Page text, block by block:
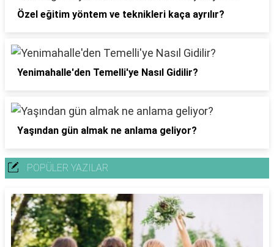
Özel eğitim yöntem ve teknikleri kaça ayrılır?
Yenimahalle'den Temelli'ye Nasıl Gidilir?
Yaşından gün almak ne anlama geliyor?
POPÜLER YAZILAR